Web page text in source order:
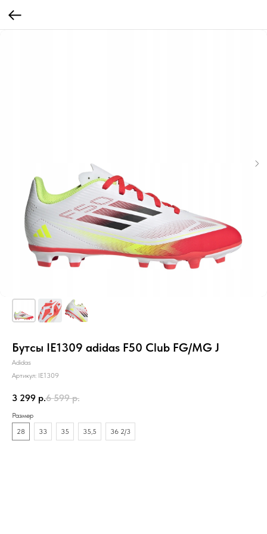
Бутсы IE1309 adidas F50 Club FG/MG J
Adidas
Артикул: IE1309
3 299 р.6 599 р.
Размер
28
33 35 35,5 36 2/3